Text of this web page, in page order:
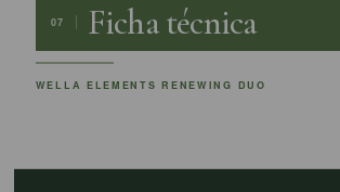
07 Ficha técnica
WELLA ELEMENTS RENEWING DUO